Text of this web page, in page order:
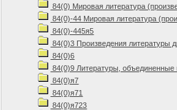
84(0) Мировая литература
84(0)-44 Мировая литература
84(0)-445я5
84(0)3 Произведения литературы
84(0)6
84(0)9 Литературы, объединенные
84(0)я7
84(0)я71
84(0)я723